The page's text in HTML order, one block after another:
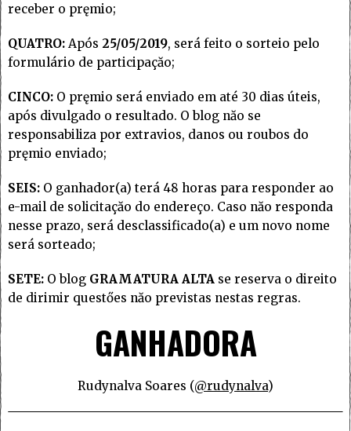
receber o pręmio;
QUATRO: Após 25/05/2019, será feito o sorteio pelo
formulário de participaçăo;
CINCO: O pręmio será enviado em até 30 dias úteis,
após divulgado o resultado. O blog năo se
responsabiliza por extravios, danos ou roubos do
pręmio enviado;
SEIS: O ganhador(a) terá 48 horas para responder ao
e-mail de solicitaçăo do endereço. Caso năo responda
nesse prazo, será desclassificado(a) e um novo nome
será sorteado;
SETE: O blog GRAMATURA ALTA se reserva o direito
de dirimir questőes năo previstas nestas regras.
GANHADORA
Rudynalva Soares (@rudynalva)